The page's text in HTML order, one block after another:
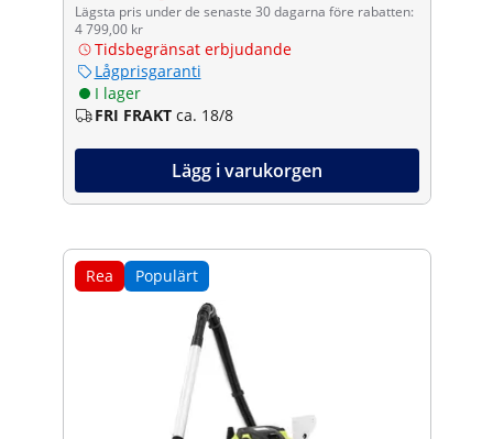
Lägsta pris under de senaste 30 dagarna före rabatten:
4 799,00 kr
Tidsbegränsat erbjudande
Lågprisgaranti
I lager
FRI FRAKT ca. 18/8
Lägg i varukorgen
Rea Populärt